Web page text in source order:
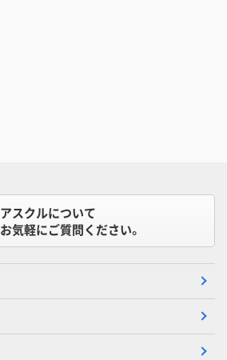
アスクルについて
お気軽にご質問ください。